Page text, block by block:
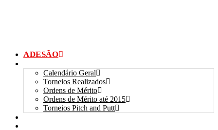
ADESÃO
Calendário Geral
Torneios Realizados
Ordens de Mérito
Ordens de Mérito até 2015
Torneios Pitch and Putt